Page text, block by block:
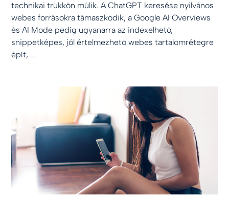
technikai trükkön múlik. A ChatGPT keresése nyilvános
webes forrásokra támaszkodik, a Google AI Overviews
és AI Mode pedig ugyanarra az indexelhető,
snippetképes, jól értelmezhető webes tartalomrétegre
épít, ...